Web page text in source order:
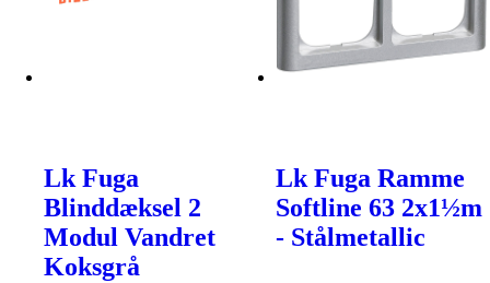
Lk Fuga
Blinddæksel 2
Modul Vandret
Koksgrå
Lk Fuga Ramme
Softline 63 2x1½m
- Stålmetallic